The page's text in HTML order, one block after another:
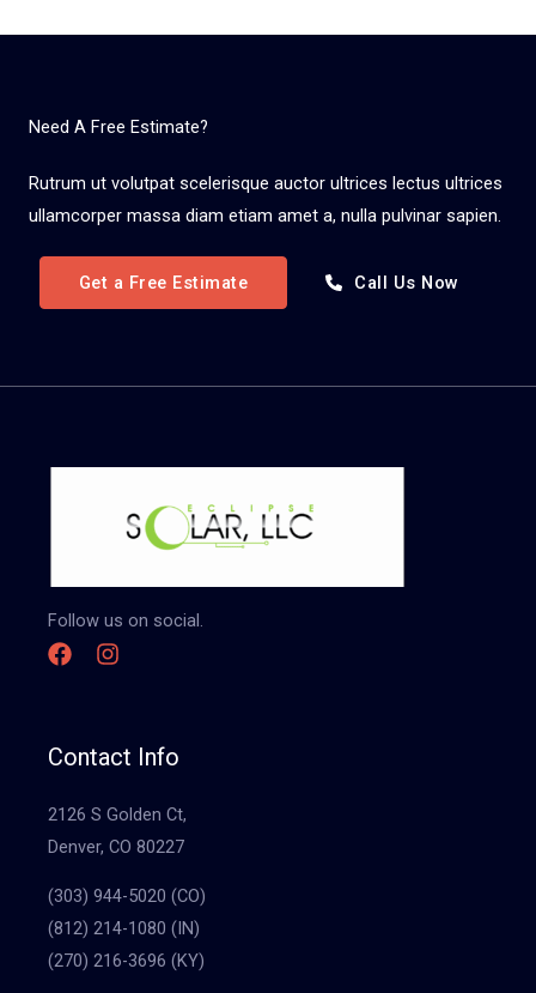
Need A Free Estimate?
Rutrum ut volutpat scelerisque auctor ultrices lectus ultrices
ullamcorper massa diam etiam amet a, nulla pulvinar sapien.
Get a Free Estimate Call Us Now
Follow us on social.
Contact Info
2126 S Golden Ct,
Denver, CO 80227
(303) 944-5020 (CO)
(812) 214-1080 (IN)
(270) 216-3696 (KY)